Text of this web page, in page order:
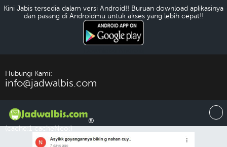
Kini Jabis tersedia dalam versi Android!! Buruan download aplikasinya
dan pasang di Androidmu untuk akses yang lebih cepat!!
Hubungi Kami:
info@jadwalbis.com
®
(cache:1 cacheNeo:)